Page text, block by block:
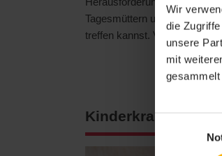
Wir
die
unsere
mit
Tagesmüttern und
treffen kannst. Vorteile einer
Kinderkrankheiten